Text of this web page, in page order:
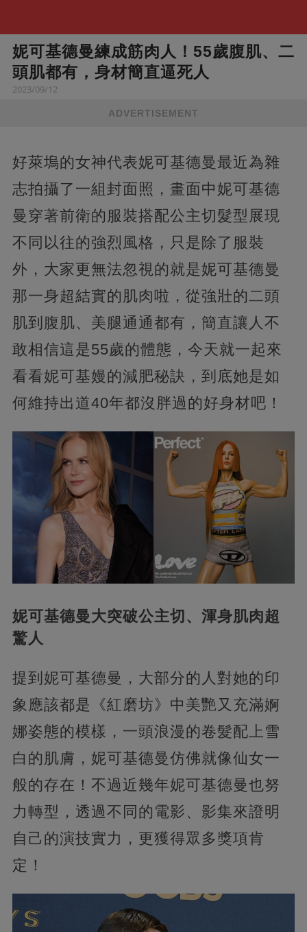
妮可基德曼練成筋肉人！55歲腹肌、二
頭肌都有，身材簡直逼死人
2023/09/12
ADVERTISEMENT
好萊塢的女神代表妮可基德曼最近為雜
志拍攝了一組封面照，畫面中妮可基德
曼穿著前衛的服裝搭配公主切髮型展現
不同以往的強烈風格，只是除了服裝
外，大家更無法忽視的就是妮可基德曼
那一身超結實的肌肉啦，從強壯的二頭
肌到腹肌、美腿通通都有，簡直讓人不
敢相信這是55歲的體態，今天就一起來
看看妮可基嫚的減肥秘訣，到底她是如
何維持出道40年都沒胖過的好身材吧！
妮可基德曼大突破公主切、渾身肌肉超
驚人
提到妮可基德曼，大部分的人對她的印
象應該都是《紅磨坊》中美艷又充滿婀
娜姿態的模樣，一頭浪漫的卷髮配上雪
白的肌膚，妮可基德曼仿佛就像仙女一
般的存在！不過近幾年妮可基德曼也努
力轉型，透過不同的電影、影集來證明
自己的演技實力，更獲得眾多獎項肯
定！